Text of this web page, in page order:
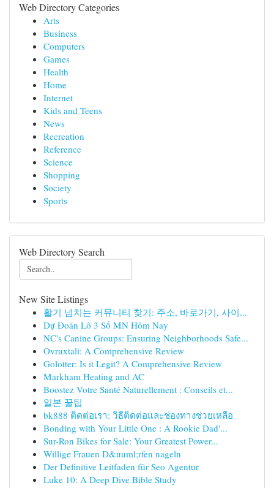
Web Directory Categories
Arts
Business
Computers
Games
Health
Home
Internet
Kids and Teens
News
Recreation
Reference
Science
Shopping
Society
Sports
Web Directory Search
New Site Listings
활기 넘치는 커뮤니티 찾기: 주소, 바로가기, 사이...
Dự Đoán Lô 3 Số MN Hôm Nay
NC's Canine Groups: Ensuring Neighborhoods Safe...
Ovruxtali: A Comprehensive Review
Golotter: Is it Legit? A Comprehensive Review
Markham Heating and AC
Boostez Votre Santé Naturellement : Conseils et...
일본 꿀팁
bk888 ติดต่อเรา: วิธีติดต่อและช่องทางช่วยเหลือ
Bonding with Your Little One : A Rookie Dad'...
Sur-Ron Bikes for Sale: Your Greatest Power...
Willige Frauen D&uuml;rfen nageln
Der Definitive Leitfaden für Seo Agentur
Luke 10: A Deep Dive Bible Study